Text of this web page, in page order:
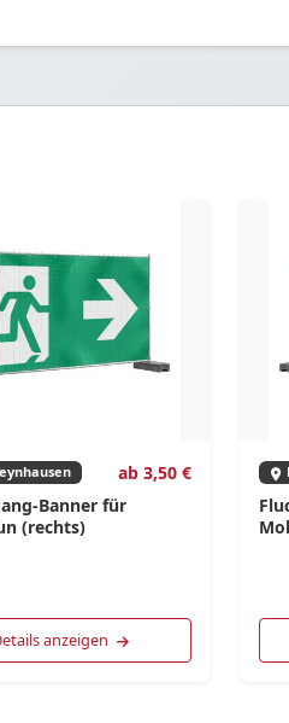
ab 3,50 €
Banner für
(rechts)
anzeigen